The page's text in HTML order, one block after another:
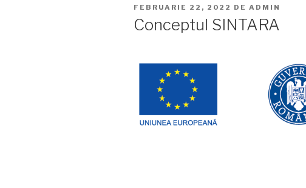
PUBLICAT
FEBRUARIE 22, 2022 DE ADMIN
Conceptul SINTARA